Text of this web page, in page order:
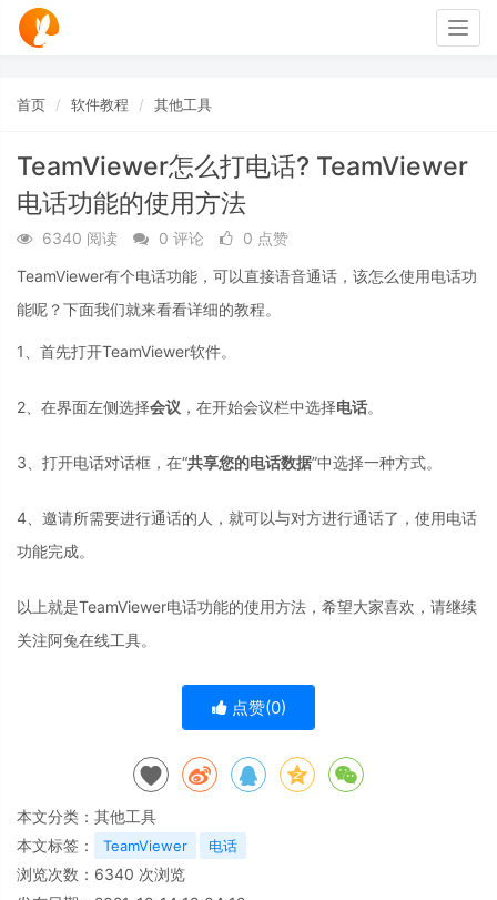
首页 软件教程 其他工具
TeamViewer怎么打电话? TeamViewer
电话功能的使用方法
6340 阅读 0 评论
0 点赞
TeamViewer有个电话功能，可以直接语音通话，该怎么使用电话功
能呢？下面我们就来看看详细的教程。
1、首先打开TeamViewer软件。
2、在界面左侧选择会议 ，在开始会议栏中选择电话。
3、打开电话对话框，在“共享您的电话数据”中选择一种方式。
4、邀请所需要进行通话的人，就可以与对方进行通话了，使用电话
功能完成。
以上就是TeamViewer电话功能的使用方法，希望大家喜欢，请继续
关注阿兔在线工具。
点赞(0)
本文分类： 其他工具
本文标签：
TeamViewer 电话
浏览次数： 6340 次浏览